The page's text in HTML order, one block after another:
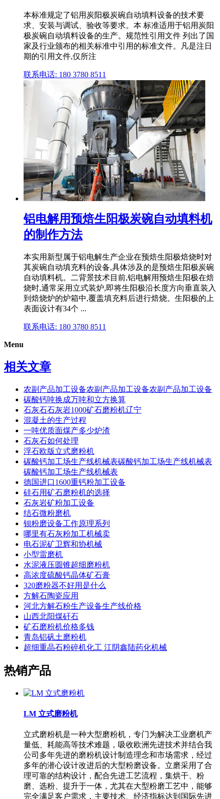
本标准规定了铝用炭阳极炭碗自动填料设备的技术要
求、安装与调试、验收等要求。本 标准适用于铝用炭阳
极炭碗自动填料设备的生产。规范性引用文件 列出了国
家及行业颁布的相关标准中引用的标准文件。凡是注日
期的引用文件,仅所注
联系电话: 180 3780 8511
铝电解用预焙生阳极炭碗自动填料机
的制作方法
本实用新型属于铝电解生产企业在预焙生阳极焙烧时对
其炭碗自动填充料的设备,具体涉及的是预焙生阳极炭碗
自动填料机。二背景技术目前,铝电解用预焙生阳极在焙
烧时,通常采用立式装炉,即将生阳极沿长度方向垂直装入
到焙烧炉的炉箱中,覆盖填充料后进行焙烧。生阳极的上
表面设计有34个 ...
联系电话: 180 3780 8511
Menu
相关文章
农副产品加工设备农副产品加工设备农副产品加工设备
碳酸钙吨换成万吨和立方换算
石灰石石灰岩1000矿石磨粉机辽宁
混凝土的生产过程
一吨优质面煤产多少炉渣
石灰石如何处理
浮石欧版立式磨粉机
碳酸钙加工场生产线机械表碳酸钙加工场生产线机械表
碳酸钙加工场生产线机械表
德国进口1600重钙粉加工设备
硅石用矿石磨粉机的选择
石灰岩矿粉加工设备
结石微粉磨机
钡粉磨设备工作原理系列
哪里有石灰粉加工机械卖
电石泥矿卫辉和协机械
小型雷磨机
水泥液压圆锥超细磨粉机
高浓度硫酸钙晶体矿石膏
320磨粉器不好用是什么
方解石陶瓷应用
河北方解石粉生产设备生产线价格
山西北阳煤矸石
矿石磨粉机价格多钱
青岛铝矾土磨粉机
超细重晶石粉碎机化工 江阴鑫陆药化机械
热销产品
LM 立式磨粉机
立式磨粉机是一种大型磨粉机，专门为解决工业磨机产
量低、耗能高等技术难题，吸收欧洲先进技术并结合我
公司多年先进的磨粉机设计制造理念和市场需求，经过
多年的潜心设计改进后的大型粉磨设备。立磨采用了合
理可靠的结构设计，配合先进工艺流程，集烘干、粉
磨、选粉、提升于一体，尤其在大型粉磨工艺中，能够
完全满足客户需求，主要技术、经济指标达到国际先进